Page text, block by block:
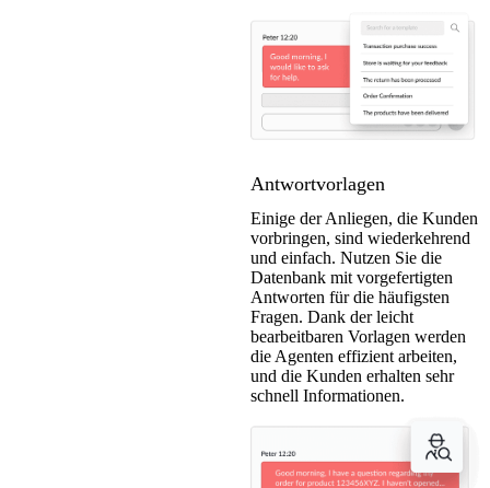
Antwortvorlagen
Einige der Anliegen, die Kunden
vorbringen, sind wiederkehrend
und einfach. Nutzen Sie die
Datenbank mit vorgefertigten
Antworten für die häufigsten
Fragen. Dank der leicht
bearbeitbaren Vorlagen werden
die Agenten effizient arbeiten,
und die Kunden erhalten sehr
schnell Informationen.